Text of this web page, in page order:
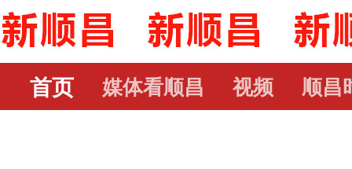
首页 媒体看顺昌 视频 顺昌